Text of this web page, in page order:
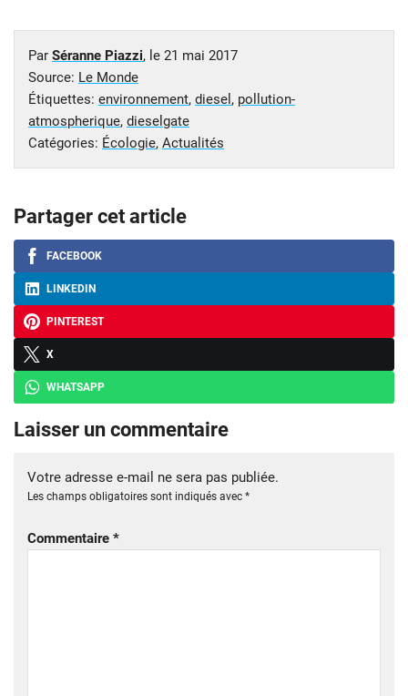
Par Séranne Piazzi, le 21 mai 2017
Source: Le Monde
Étiquettes: environnement, diesel , pollution-
atmospherique, dieselgate
Catégories: Écologie, Actualités
Partager cet article
FACEBOOK
LINKEDIN
PINTEREST
X
WHATSAPP
Laisser un commentaire
Votre adresse e-mail ne sera pas publiée.
Les champs obligatoires sont indiqués avec *
Commentaire *